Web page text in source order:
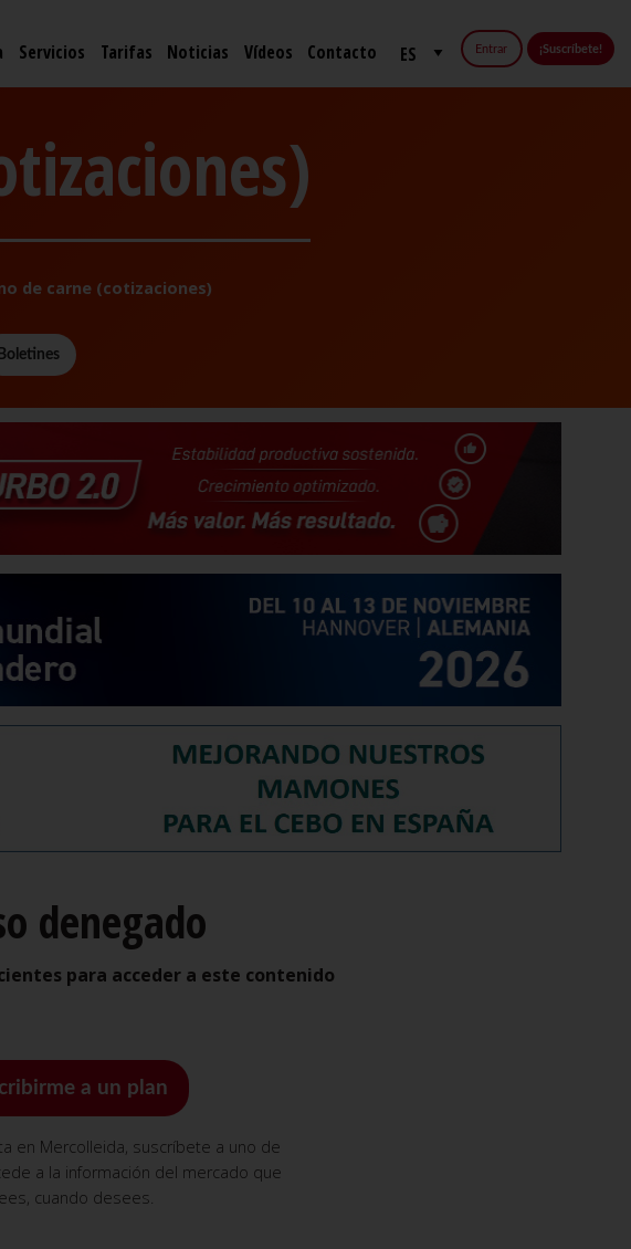
Entrar ¡Suscríbete!
Servicios Tarifas Noticias Vídeos Contacto
de carne (cotizaciones)
Boletines
denegado
para acceder a este contenido
a un plan
en Mercolleida, suscríbete a uno de
a la información del mercado que
cuando desees.